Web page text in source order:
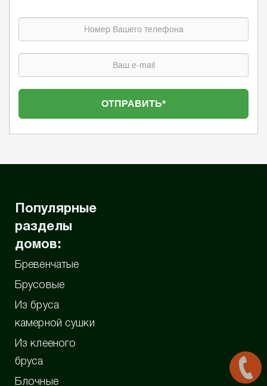
Популярные
разделы
домов:
Бревенчатые
Брусовые
Из бруса
камерной сушки
Из клееного
бруса
Блочные